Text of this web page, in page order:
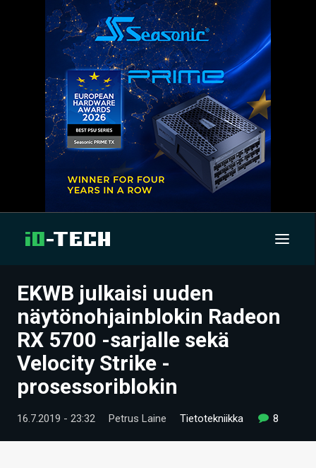
UUTISET
ARTIKKELIT
VIDEOT
TECHBBS
TIETOA
EKWB julkaisi uuden
näytönohjainblokin Radeon
RX 5700 -sarjalle sekä
Velocity Strike -
prosessoriblokin
16.7.2019 - 23:32 Petrus Laine Tietotekniikka 8